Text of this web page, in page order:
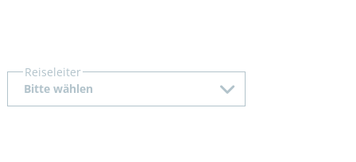
Reiseleiter
Bitte wählen